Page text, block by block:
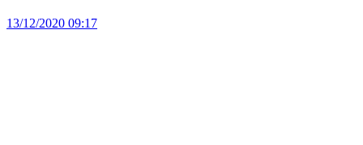
13/12/2020 09:17